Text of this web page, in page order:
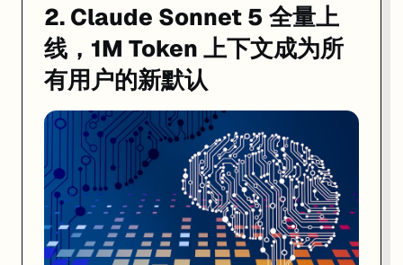
2. Claude Sonnet 5 全量上
线，1M Token 上下文成为所
有用户的新默认